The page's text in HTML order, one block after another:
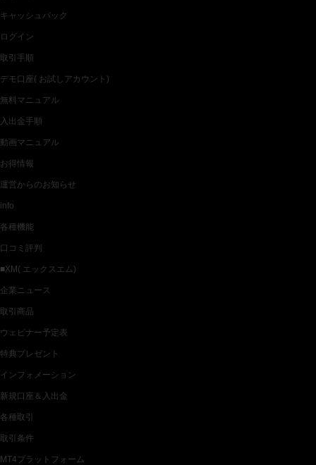
キャッシュバック
ログイン
取引手順
デモ口座( お試しアカウント)
無料マニュアル
入出金手順
動画マニュアル
お得情報
運営からのお知らせ
info
各種機能
口コミ評判
■XM( エックスエム)
企業ニュース
取引商品
ウェビナー予定表
特典プレゼント
インフォメーション
新規口座＆入出金
各種取引
取引条件
MT4プラットフォーム